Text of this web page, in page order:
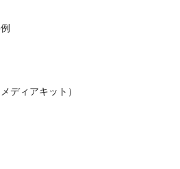
ディアキット）